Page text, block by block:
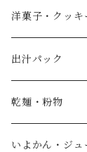
やすまるだし
宮野製粉製麺所
IoLy
和泉農園
こざくら
どら焼き
ウスズミキューブ
薄墨羊羹小棹
洋菓子・クッキ
出汁パック
乾麺・粉物
いよかん・ジュ